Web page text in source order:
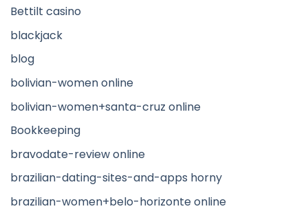
Bettilt casino
blackjack
blog
bolivian-women online
bolivian-women+santa-cruz online
Bookkeeping
bravodate-review online
brazilian-dating-sites-and-apps horny
brazilian-women+belo-horizonte online